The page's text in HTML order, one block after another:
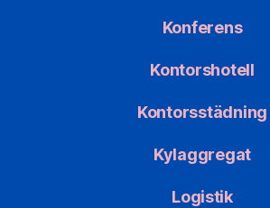
Konferens
Kontorshotell
Kontorsstädning
Kylaggregat
Logistik